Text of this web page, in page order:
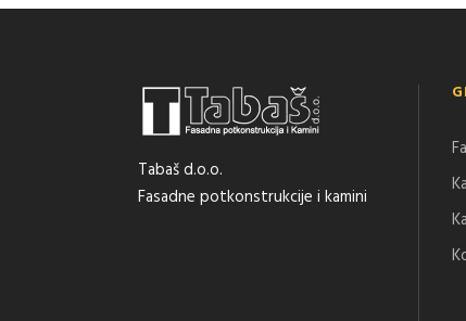
Tabaš d.o.o.
Fasadne potkonstrukcije i kamini